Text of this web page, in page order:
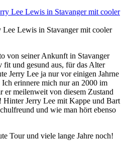
Lewis in Stavanger mit cooler
von seiner Ankunft in Stavanger
fit und gesund aus, für das Alter
Jerry Lee ja nur vor einigen Jahrne
erinnere mich nur an 2000 im
er meilenweit von diesem Zustand
Jerry Lee mit Kappe und Bart
und wie man hört ebenso
Tour und viele lange Jahre noch!